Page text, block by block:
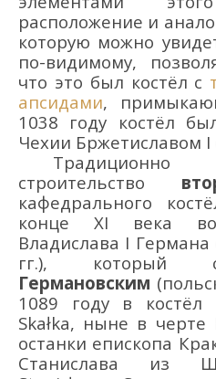
расположение и
которую можно
по-видимому,
что это был костёл с
апсидами,
1038 году костёл
Чехии Бржетиславом
Традиционно
строительство
кафедрального
конце XI века
Владислава I
гг.), который
Германовским
1089 году в костёл
Skałka, ныне в черте
останки епископа
Станислава из